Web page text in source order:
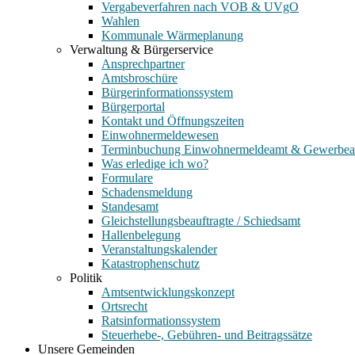
Vergabeverfahren nach VOB & UVgO
Wahlen
Kommunale Wärmeplanung
Verwaltung & Bürgerservice
Ansprechpartner
Amtsbroschüre
Bürgerinformationssystem
Bürgerportal
Kontakt und Öffnungszeiten
Einwohnermeldewesen
Terminbuchung Einwohnermeldeamt &
Was erledige ich wo?
Formulare
Schadensmeldung
Standesamt
Gleichstellungsbeauftragte / Schiedsamt
Hallenbelegung
Veranstaltungskalender
Katastrophenschutz
Politik
Amtsentwicklungskonzept
Ortsrecht
Ratsinformationssystem
Steuerhebe-, Gebühren- und Beitragssätze
Unsere Gemeinden